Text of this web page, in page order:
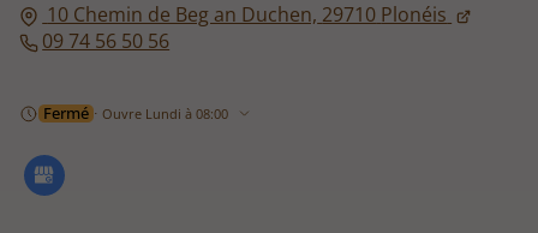
10 Chemin de Beg an Duchen, 29710 Plonéis
09 74 56 50 56
Fermé ⋅ Ouvre Lundi à 08:00